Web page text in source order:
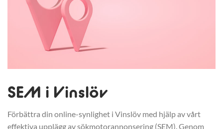
SEM i Vinslöv
Förbättra din online-synlighet i Vinslöv med hjälp av vårt
effektiva upplägg av sökmotorannonsering (SEM). Genom